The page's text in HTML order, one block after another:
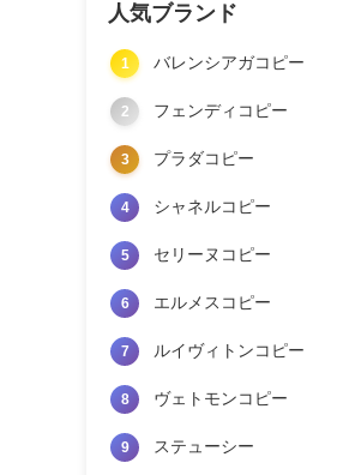
人気ブランド
1 バレンシアガコピー
2 フェンディコピー
3 プラダコピー
4 シャネルコピー
5 セリーヌコピー
6 エルメスコピー
7 ルイヴィトンコピー
8 ヴェトモンコピー
9 ステューシー